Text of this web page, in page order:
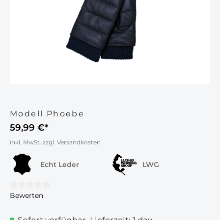
Modell Phoebe
59,99 €*
inkl. MwSt. zzgl. Versandkosten
Echt Leder LWG
Durchschnittliche Bewertung von 0 von 5 Sternen
Bewerten